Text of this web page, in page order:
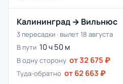
Калининград → Вильнюс
3 пересадки · вылет 18 августа
В пути 10 ч 50 м
В одну сторону от 32 675 ₽
Туда-обратно от 62 663 ₽